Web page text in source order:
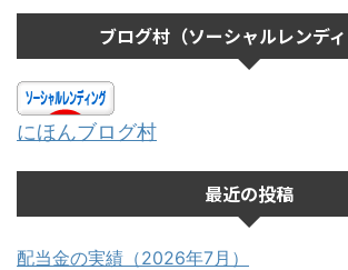
ブログ村（ソーシャルレンディ
にほんブログ村
最近の投稿
配当金の実績（2026年7月）